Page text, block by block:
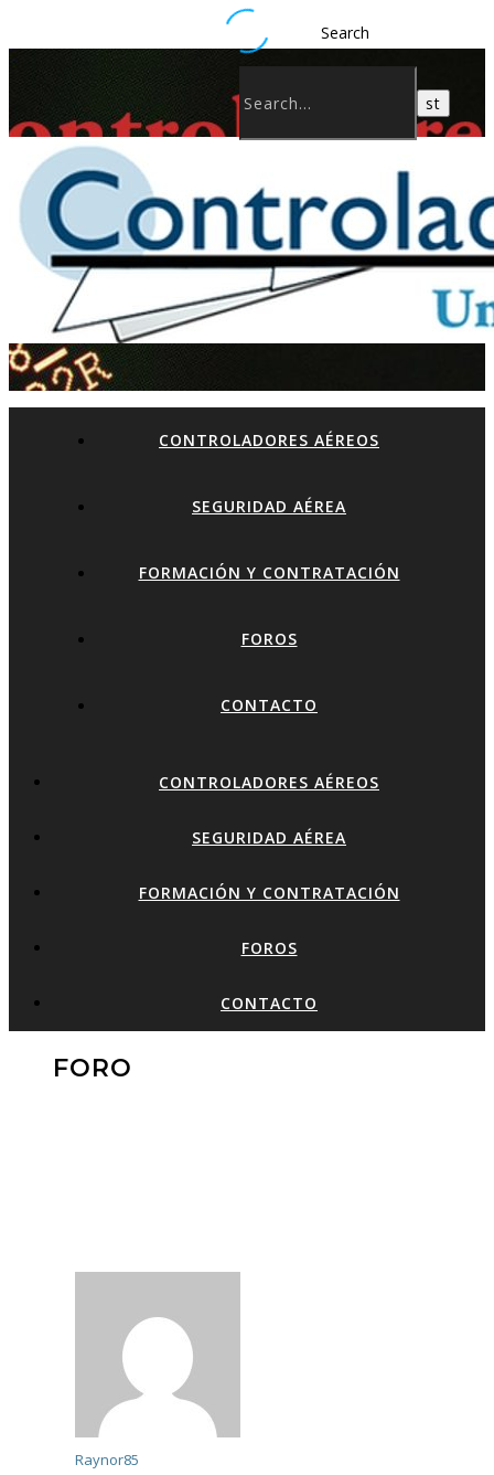
Search
CONTROLADORES AÉREOS
SEGURIDAD AÉREA
FORMACIÓN Y CONTRATACIÓN
FOROS
CONTACTO
CONTROLADORES AÉREOS
SEGURIDAD AÉREA
FORMACIÓN Y CONTRATACIÓN
FOROS
CONTACTO
FORO
Raynor85